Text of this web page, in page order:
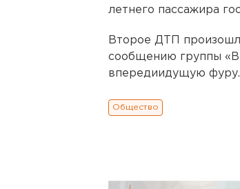
летнего пассажира
Второе ДТП
сообщению группы
впередиидущую фуру.
Общество